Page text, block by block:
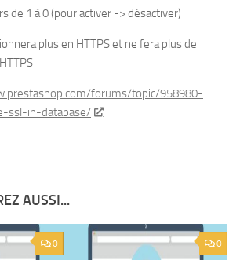
de 1 à 0 (pour activer -> désactiver)
plus en HTTPS et ne fera plus de
forums/topic/958980-
ssl-in-database/
AUSSI...
0 0